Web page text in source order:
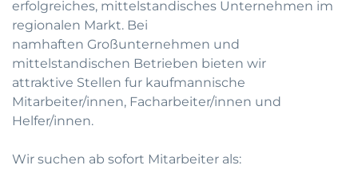
erfolgreiches, mittelstandisches Unternehmen im
regionalen Markt. Bei
namhaften Großunternehmen und
mittelstandischen Betrieben bieten wir
attraktive Stellen fur kaufmannische
Mitarbeiter/innen, Facharbeiter/innen und
Helfer/innen.
Wir suchen ab sofort Mitarbeiter als: